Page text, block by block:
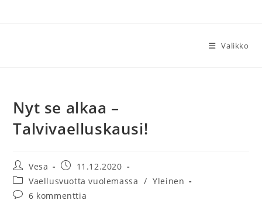
Valikko
Nyt se alkaa –
Talvivaelluskausi!
Artikkelin
kirjoittaja:
Vesa
Artikkeli
julkaistu:
11.12.2020
Artikkelin
kategoria:
Vaellusvuotta vuolemassa / Yleinen
Artikkelin
6 kommenttia